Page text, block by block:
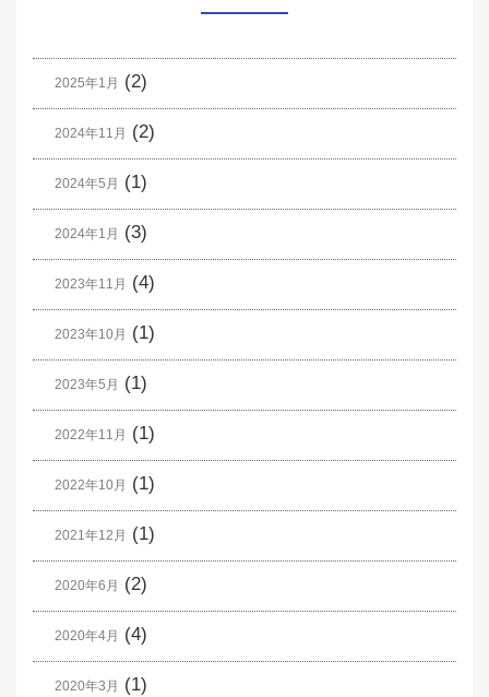
2025年1月 (2)
2024年11月 (2)
2024年5月 (1)
2024年1月 (3)
2023年11月 (4)
2023年10月 (1)
2023年5月 (1)
2022年11月 (1)
2022年10月 (1)
2021年12月 (1)
2020年6月 (2)
2020年4月 (4)
2020年3月 (1)